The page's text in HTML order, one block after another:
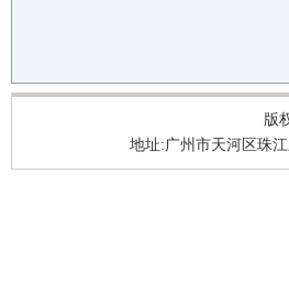
版
地址:广州市天河区珠